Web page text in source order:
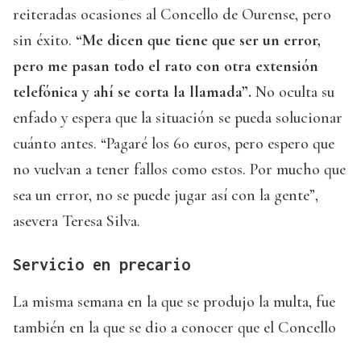
reiteradas ocasiones al Concello de Ourense, pero
sin éxito. “Me dicen que tiene que ser un error,
pero me pasan todo el rato con otra extensión
telefónica y ahí se corta la llamada”. No oculta su
enfado y espera que la situación se pueda solucionar
cuánto antes. “Pagaré los 60 euros, pero espero que
no vuelvan a tener fallos como estos. Por mucho que
sea un error, no se puede jugar así con la gente”,
asevera Teresa Silva.
Servicio en precario
La misma semana en la que se produjo la multa, fue
también en la que se dio a conocer que el Concello